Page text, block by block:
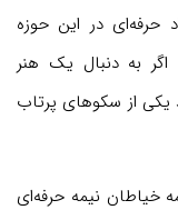
حرفه‌ای در این حوزه
اگر به دنبال یک هنر
از سکوهای پرتاب
نیمه حرفه‌ای